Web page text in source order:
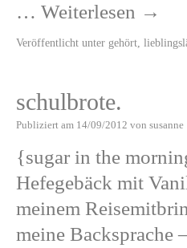
… Weiterlesen →
Veröffentlicht unter gehört
schulbrote.
Publiziert am 14/09/2012 von susanne
{sugar in the
Hefegebäck mit
meinem
meine Backsprache